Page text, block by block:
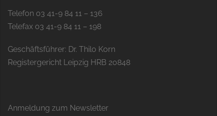
Telefon 03 41-9 84 11 – 136
Telefax 03 41-9 84 11 – 198
Geschäftsführer: Dr. Thilo Korn
Registergericht Leipzig HRB 20848
Anmeldung zum Newsletter